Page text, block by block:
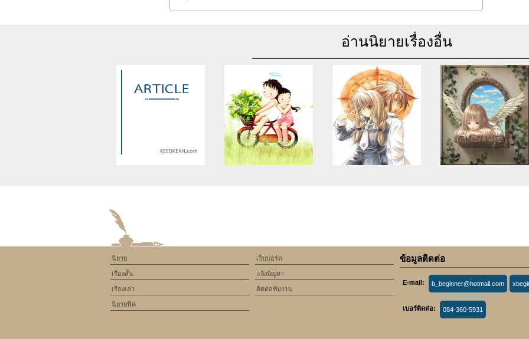
อ่านนิยายเรื่องอื่น
assumed 'article_topic' (this
will throw an Error in a future
/home/keedkean/domains/keedkean.com/public_html/include/article/show.php
sunshine princess
on line534
รักแท้ยัยป้า...คือผม (ยัยป้า...กิน
เด็กฮ่าๆ)
บทเรียนรักเติมใจยัยหน้าใสสุด
โหด
Tale from monster
เว็บบอร์ด
แจ้งปัญหา
ติดต่อทีมงาน
นิยาย
เรื่องสั้น
เรื่องเล่า
นิยายฟิค
ข้อมูลติดต่อ
E-mail: b_beginner@hotmail.com
เบอร์ติดต่อ: 084-360-5931